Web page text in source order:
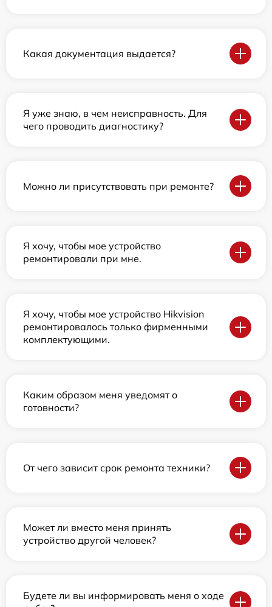
Какая документация выдается?
Я уже знаю, в чем неисправность. Для
чего проводить диагностику?
Можно ли присутствовать при ремонте?
Я хочу, чтобы мое устройство
ремонтировали при мне.
Я хочу, чтобы мое устройство Hikvision
ремонтировалось только фирменными
комплектующими.
Каким образом меня уведомят о
готовности?
От чего зависит срок ремонта техники?
Может ли вместо меня принять
устройство другой человек?
Будете ли вы информировать меня о ходе